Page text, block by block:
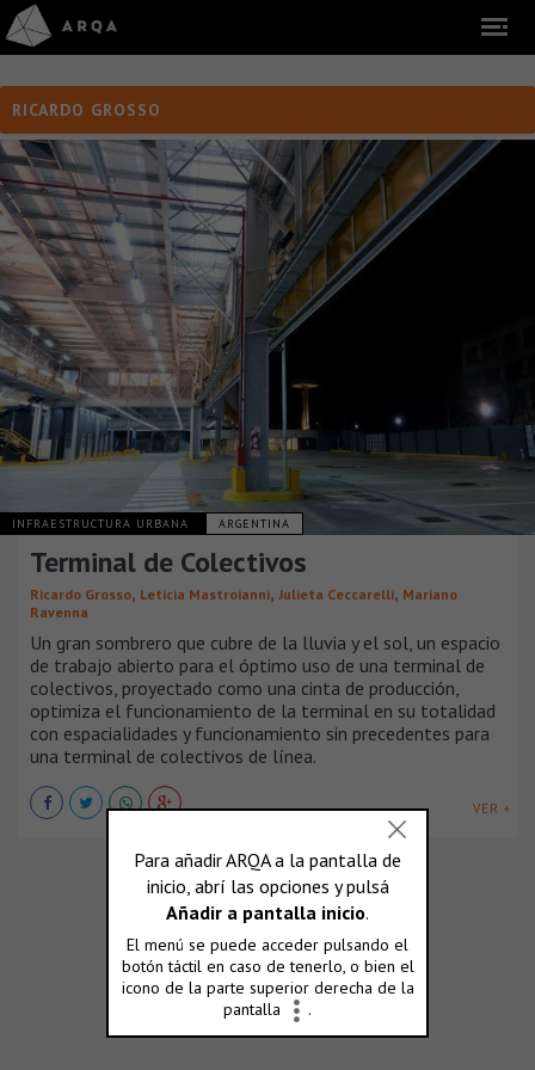
RICARDO GROSSO
INFRAESTRUCTURA URBANA ARGENTINA
Terminal de Colectivos
Ricardo Grosso, Leticia Mastroianni, Julieta Ceccarelli, Mariano
Ravenna
Un gran sombrero que cubre de la lluvia y el sol, un espacio
de trabajo abierto para el óptimo uso de una terminal de
colectivos, proyectado como una cinta de producción,
optimiza el funcionamiento de la terminal en su totalidad
con espacialidades y funcionamiento sin precedentes para
una terminal de colectivos de línea.
VER +